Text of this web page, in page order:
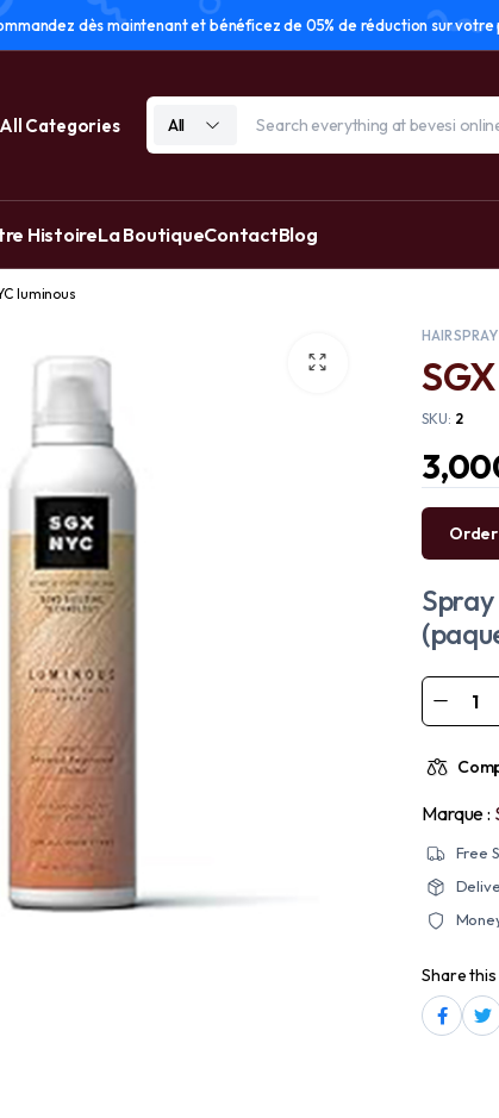
dès maintenant et bénéficez de 05% de réduction sur
All Categories All
HistoireLa BoutiqueContactBlog
luminous
HAIR SPRAY
SKU: 2
Order
Marque :
Free
Share